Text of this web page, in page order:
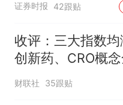
证券时报 42跟贴
收评：三大指数均
创新药、CRO概念
强
财联社 35跟贴